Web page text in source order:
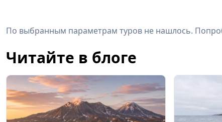
По выбранным параметрам туров не нашлось.
Читайте в блоге